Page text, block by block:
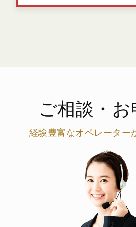
ご相談・お
経験豊富なオペレーター